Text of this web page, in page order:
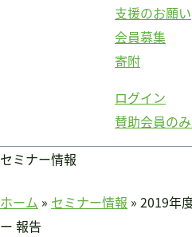
支援のお願い
会員募集
寄附
ログイン
賛助会員の
セミナー情報
ホーム » セミナー情報 » 2019年
ー 報告
ログイン